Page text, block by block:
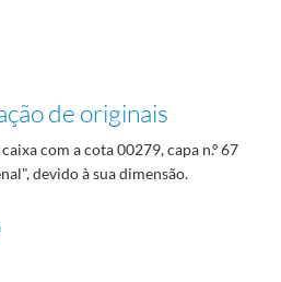
de originais
com a cota 00279, capa n.º 67
devido à sua dimensão.